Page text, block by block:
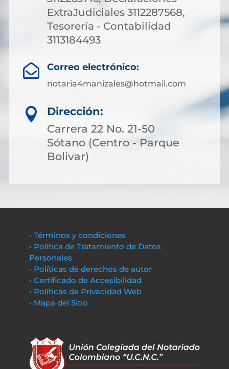
ExtraJudiciales 3112287568,
Tesorería - Contabilidad
3113184493
 Correo electrónico:
notaria4manizales@hotmail.com

Dirección:
Carrera 22 No. 21-50
Sótano (Centro - Parque
Bolivar)
• Términos y condiciones
• Política de Tratamiento de Datos
Personales
• Políticas de derechos de autor
• Certificado de Accesibilidad
• Políticas de Privacidad Web
• Mapa del Sitio